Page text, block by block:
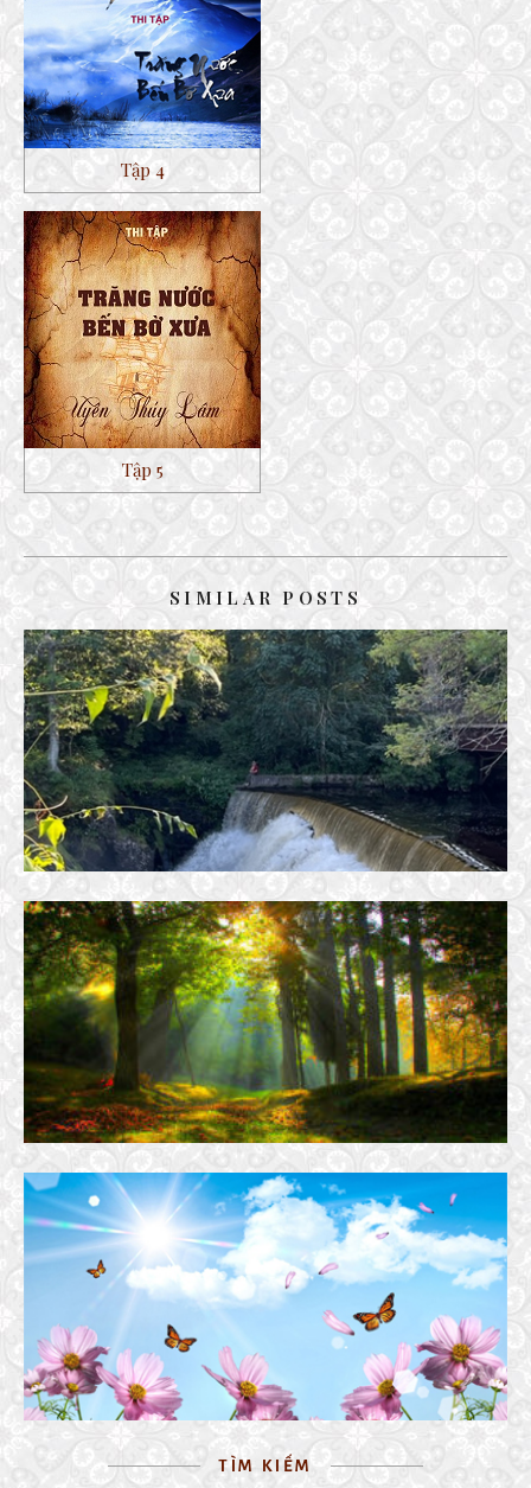
Tập 4
Tập 5
SIMILAR POSTS
ĐI DẠO TRONG RỪNG
18 September, 2023
MÀU NẮNG LỤA
29 December, 2016
GẶP LẠI NGUYÊN XUÂN
17 May, 2019
TÌM KIẾM